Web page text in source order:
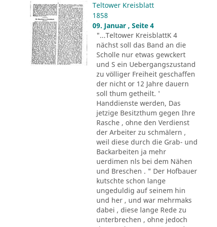
Teltower Kreisblatt
1858
09. Januar , Seite 4
"...Teltower KreisblattK 4
nächst soll das Band an die
Scholle nur etwas gewckert
und S ein Uebergangszustand
zu völliger Freiheit geschaffen
der nicht or 12 Jahre dauern
soll thum getheilt. '
Handdienste werden, Das
jetzige Besitzthum gegen Ihre
Rasche , ohne den Verdienst
der Arbeiter zu schmälern ,
weil diese durch die Grab- und
Backarbeiten ja mehr
uerdimen nls bei dem Nähen
und Breschen . " Der Hofbauer
kutschte schon lange
ungeduldig auf seinem hin
und her , und war mehrmaks
dabei , diese lange Rede zu
unterbrechen , ohne jedoch